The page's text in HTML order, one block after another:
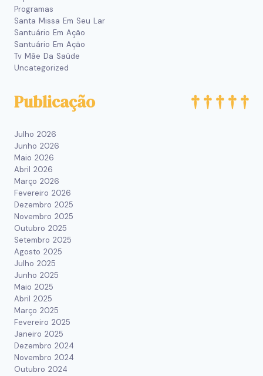
Programas
Santa Missa Em Seu Lar
Santuário Em Ação
Santuário Em Ação
Tv Mãe Da Saúde
Uncategorized
Publicação
Julho 2026
Junho 2026
Maio 2026
Abril 2026
Março 2026
Fevereiro 2026
Dezembro 2025
Novembro 2025
Outubro 2025
Setembro 2025
Agosto 2025
Julho 2025
Junho 2025
Maio 2025
Abril 2025
Março 2025
Fevereiro 2025
Janeiro 2025
Dezembro 2024
Novembro 2024
Outubro 2024